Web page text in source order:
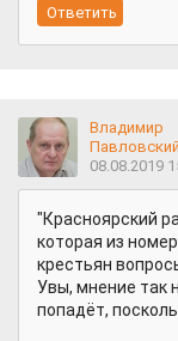
Владимир
Павловский
08.08.2019
"Красноярский
которая из
крестьян
Увы, мнение так
попадёт,